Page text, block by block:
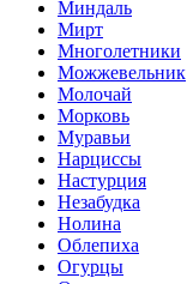
Миндаль
Мирт
Многолетники
Можжевельник
Молочай
Морковь
Муравьи
Нарциссы
Настурция
Незабудка
Нолина
Облепиха
Огурцы